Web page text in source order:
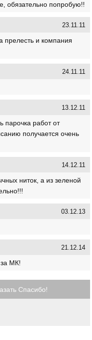
обязательно попробую!!
23.11.11
прелесть и компания
24.11.11
13.12.11
парочка работ от
получается очень
14.12.11
ниток, а из зеленой
03.12.13
21.12.14
за МК!
Спасибо!